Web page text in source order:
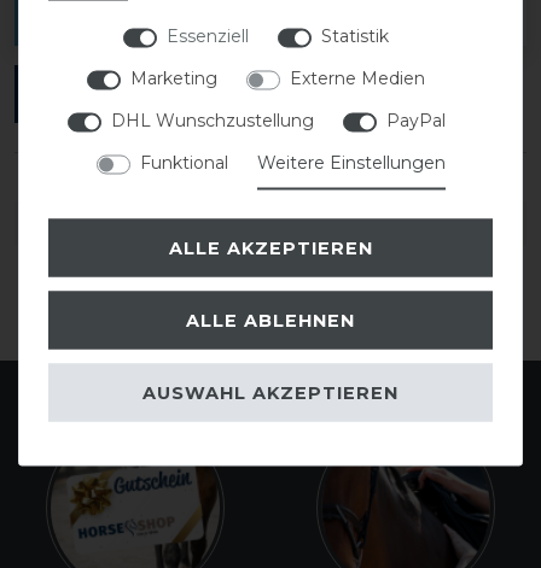
ANMELDEN
DETAILS ZUR PRODUKTSICHERHEIT
Essenziell
Statistik
Marketing
Externe Medien
DHL Wunschzustellung
PayPal
Funktional
Weitere Einstellungen
ALLE AKZEPTIEREN
ALLE ABLEHNEN
AUSWAHL AKZEPTIEREN